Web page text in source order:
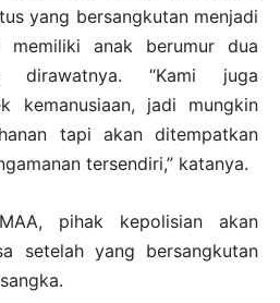
yang bersangkutan menjadi
memiliki anak berumur dua
“Kami juga
kemanusiaan, jadi mungkin
tapi akan ditempatkan
tersendiri,” katanya.
pihak kepolisian akan
setelah yang bersangkutan